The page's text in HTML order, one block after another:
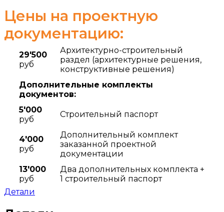
Цены на проектную
документацию:
29'500
руб
Архитектурно-строительный
раздел (архитектурные решения,
конструктивные решения)
Дополнительные комплекты
документов:
5'000
руб
Строительный паспорт
4'000
руб
Дополнительный комплект
заказанной проектной
документации
13'000
руб
Два дополнительных комплекта +
1 строительный паспорт
Детали